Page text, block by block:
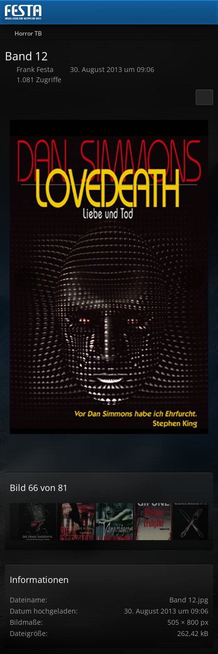
Horror TB
Band 12
Frank Festa
30. August 2013 um 09:06
1.081 Zugriffe
Bild 66 von 81
Informationen
Dateiname
Band 12.jpg
Datum hochgeladen
30. August 2013 um 09:06
Bildmaße
505 × 800 px
Dateigröße
262,42 kB